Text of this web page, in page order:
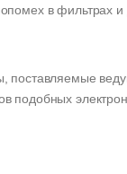
в фильтрах и
поставляемые
подобных